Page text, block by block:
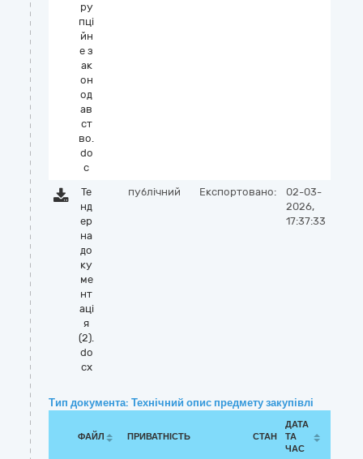
ру
пці
йн
е з
ак
он
од
ав
ст
во.
do
c
Те
нд
ер
на
до
ку
ме
нт
аці
я
(2).
do
cx
публічний Експортовано:
02-03-
2026,
17:37:33
Тип документа: Технічний опис предмету закупівлі
ФАЙЛ ПРИВАТНІСТЬ СТАН
ДАТА
ТА
ЧАС